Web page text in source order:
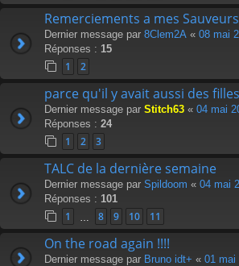
Remerciements a mes Sauveurs
Dernier message par 8Clem2A « 08 mai
Réponses : 15
1 2
parce qu'il y avait aussi des
Dernier message par Stitch63 « 04 mai
Réponses : 24
1 2 3
TALC de la dernière semaine
Dernier message par Spildoom « 04 mai
Réponses : 101
1 8 9 10 11
On the road again !!!!
Dernier message par Bruno idt+ « 01 mai